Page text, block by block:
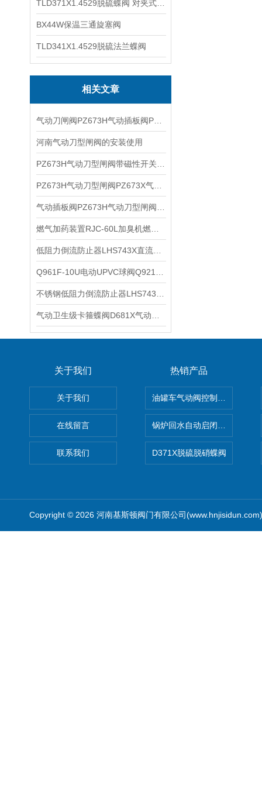
BX44W保温三通旋塞阀
TLD341X1.4529脱硫法兰蝶阀
相关文章
河南气动刀型闸阀的安装使用
关于我们
关于我们
在线留言
联系我们
热销产品
油罐车气动阀控制气动组合
锅炉回水自动启闭阀KTH41X
D371X脱硫脱硝蝶阀
Copyright © 2026 河南基斯顿阀门有限公司